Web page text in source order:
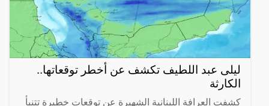
ليلى عبد اللطيف تكشف عن أخطر توقعاتها..
الكارثة
كشفت العرافة اللبنانية الشهيرة عن توقعات خطيرة تتنبأ